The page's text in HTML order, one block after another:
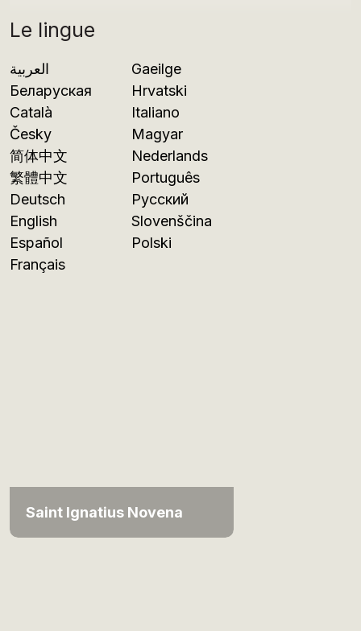
Le lingue
العربية
Беларуская
Català
Česky
简体中文
繁體中文
Deutsch
English
Español
Français
Gaeilge
Hrvatski
Italiano
Magyar
Nederlands
Português
Русский
Slovenščina
Polski
Saint Ignatius Novena